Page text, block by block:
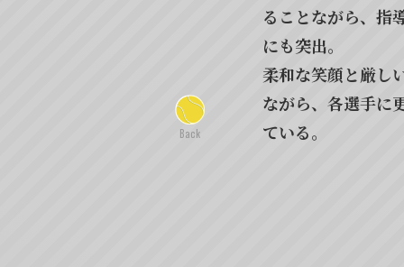
Previous
ることながら、指
にも突出。
柔和な笑顔と厳し
ながら、各選手に
ている。
とめる主将。
高校生ながらプロ
り、人並外れたプ
り、精神力、集中
てがハイレベル。